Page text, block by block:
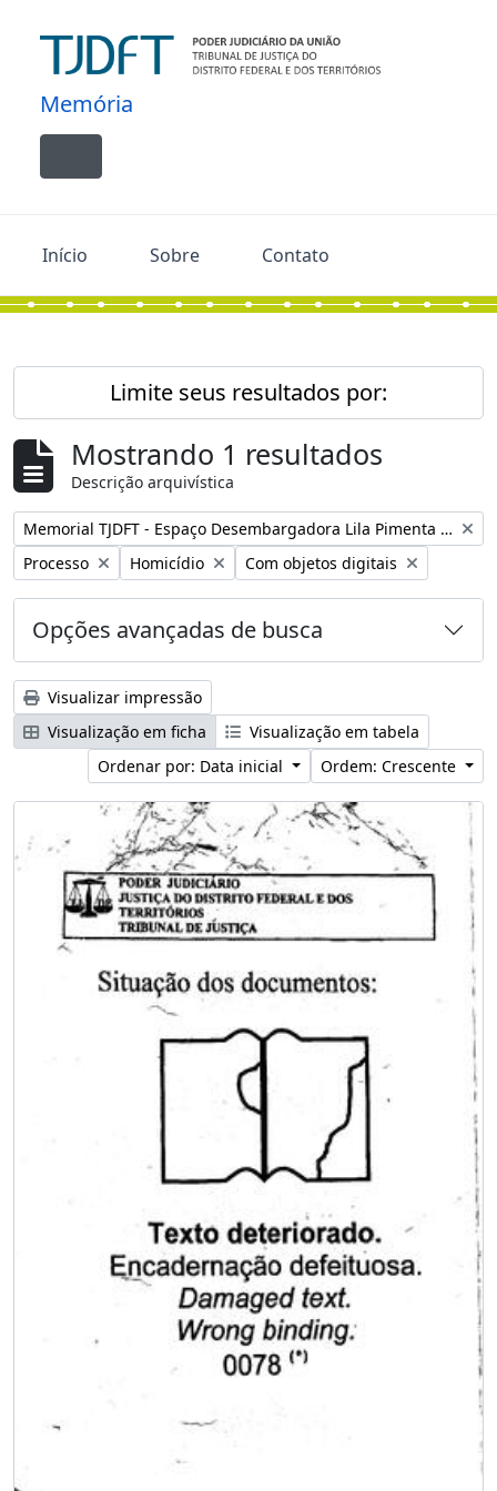
Memória
Toggle navigation
Início Sobre Contato
Limite seus resultados por:
Mostrando 1 resultados
Descrição arquivística
Remover filtro:
Memorial TJDFT - Espaço Desembargadora Lila Pimenta Duarte
Remover filtro:
Processo Remover filtro:
Homicídio Remover filtro:
Com objetos digitais
Opções avançadas de busca
Visualizar impressão
Visualização em ficha
Visualização em tabela
Ordenar por: Data inicial
Ordem: Crescente